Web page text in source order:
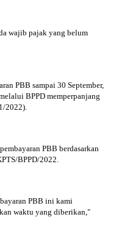
wajib pajak yang belum
PBB sampai 30 September,
BPPD memperpanjang
2022).
PBB berdasarkan
BPPD/2022.
PBB ini kami
waktu yang diberikan,"